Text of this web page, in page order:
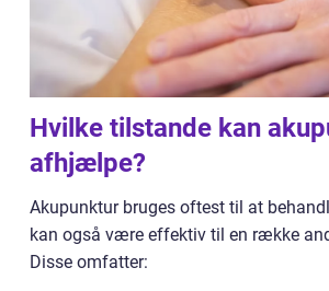
Hvilke tilstande kan
afhjælpe?
Akupunktur bruges oftest til at
kan også være effektiv til en række
Disse omfatter: